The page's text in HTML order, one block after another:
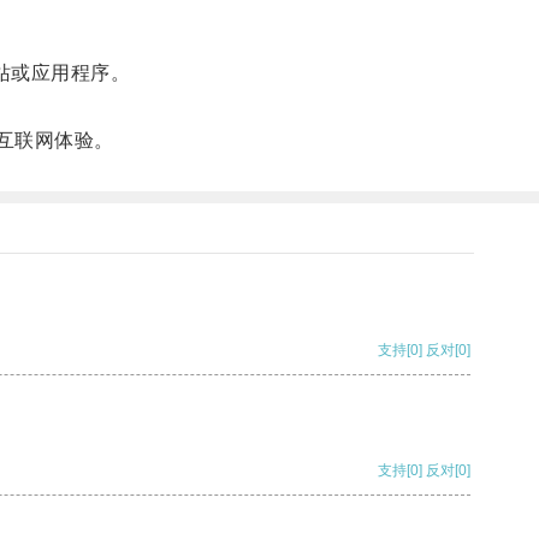
应用程序。
网体验。
支持[0] 反对[0]
支持[0] 反对[0]